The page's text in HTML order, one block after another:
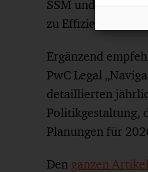
SSM und SRB),
zu Effizienz,
Ergänzend
PwC Legal
detaillierten
Politikgestaltung,
Planungen für
Den ganzen